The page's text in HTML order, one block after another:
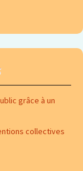
grâce à un
collectives